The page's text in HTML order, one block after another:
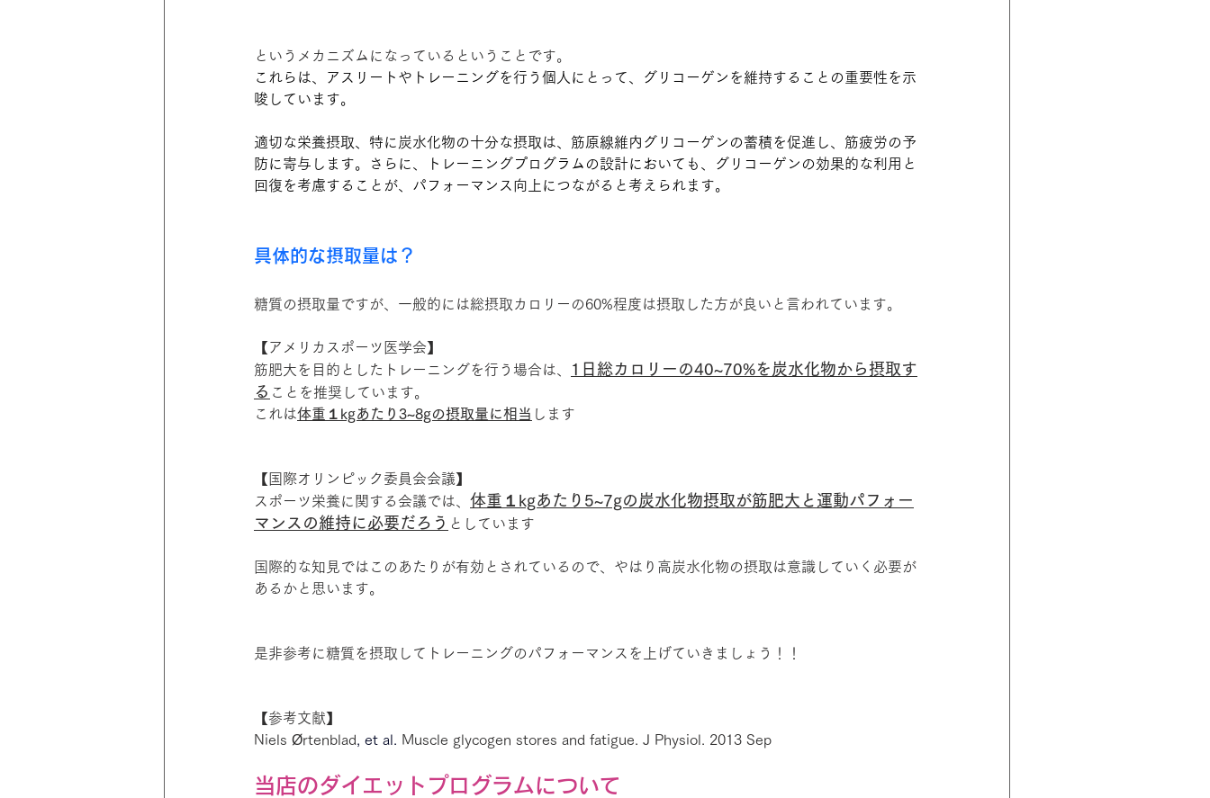
というメカニズムになっているということです。
これらは、アスリートやトレーニングを行う個人にとって、グリコーゲンを維持することの重要性を示
唆しています。
適切な栄養摂取、特に炭水化物の十分な摂取は、筋原線維内グリコーゲンの蓄積を促進し、筋疲労の予
防に寄与します。さらに、トレーニングプログラムの設計においても、グリコーゲンの効果的な利用と
回復を考慮することが、パフォーマンス向上につながると考えられます。
具体的な摂取量は？
糖質の摂取量ですが、一般的には総摂取カロリーの60%程度は摂取した方が良いと言われています。
【アメリカスポーツ医学会】
筋肥大を目的としたトレーニングを行う場合は、
1日総カロリーの40~70%を炭水化物から摂取す
る ことを推奨しています。
これは体重１kgあたり3~8gの摂取量に相当 します
【国際オリンピック委員会会議】
スポーツ栄養に関する会議では、 体重１kgあたり5~7gの炭水化物摂取が筋肥大と運動パフォー
マンスの維持に必要だろう としています
国際的な知見ではこのあたりが有効とされているので、やはり高炭水化物の摂取は意識していく必要が
あるかと思います。
是非参考に糖質を摂取してトレーニングのパフォーマンスを上げていきましょう！！
【参考文献】
Niels Ørtenblad , et al. Muscle glycogen stores and fatigue. J Physiol . 2013 Sep
当店のダイエットプログラムについて